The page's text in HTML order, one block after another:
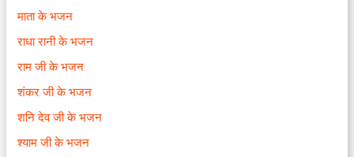
माता के भजन
राधा रानी के भजन
राम जी के भजन
शंकर जी के भजन
शनि देव जी के भजन
श्याम जी के भजन